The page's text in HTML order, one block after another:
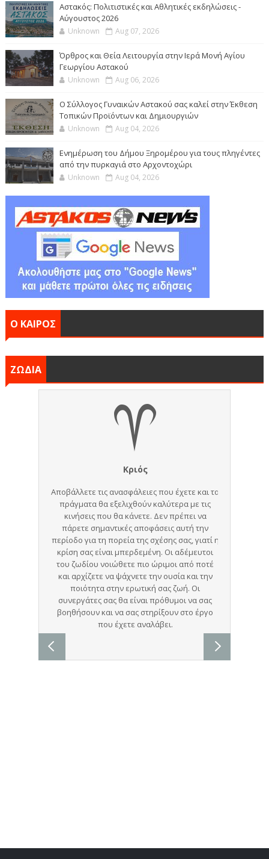
Αστακός: Πολιτιστικές και Αθλητικές εκδηλώσεις -
Αύγουστος 2026
Unknown Aug 07, 2026
Όρθρος και Θεία Λειτουργία στην Ιερά Μονή Αγίου
Γεωργίου Αστακού
Unknown Aug 06, 2026
Ο Σύλλογος Γυναικών Αστακού σας καλεί στην Έκθεση
Τοπικών Προϊόντων και Δημιουργιών
Unknown Aug 04, 2026
Ενημέρωση του Δήμου Ξηρομέρου για τους πληγέντες
από την πυρκαγιά στο Αρχοντοχώρι
Unknown Aug 04, 2026
Ο ΚΑΙΡΟΣ
ΖΩΔΙΑ